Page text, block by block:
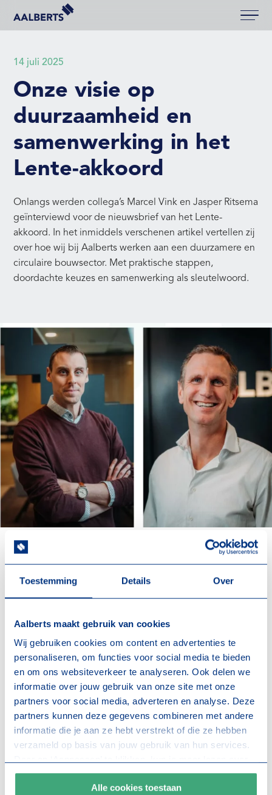
Toestemming Details Over
Aalberts maakt gebruik van cookies
Wij gebruiken cookies om content en advertenties te
personaliseren, om functies voor social media te bieden
en om ons websiteverkeer te analyseren. Ook delen we
informatie over jouw gebruik van onze site met onze
partners voor social media, adverteren en analyse. Deze
partners kunnen deze gegevens combineren met andere
informatie die je aan ze hebt verstrekt of die ze hebben
verzameld op basis van jouw gebruik van hun services.
onze cookies en je voorkeuren aanpassen. Door op ‘Alle
cookies toestaan’ te klikken, ga je akkoord met het
Alle cookies toestaan
Aalberts Bouw, terug naar de homepagina
14 juli 2025
Onze visie op
duurzaamheid en
samenwerking in het
Lente-akkoord
Onlangs werden collega’s Marcel Vink en Jasper Ritsema
geïnterviewd voor de nieuwsbrief van het Lente-
akkoord. In het inmiddels verschenen artikel vertellen zij
over hoe wij bij Aalberts werken aan een duurzamere en
circulaire bouwsector. Met praktische stappen,
doordachte keuzes en samenwerking als sleutelwoord.
oplossingen
In de serie ‘In gesprek met’ komen Lente-akkoord
koplopers aan het woord over hun ervaringen met
circulair industrieel bouwen. In aflevering 6: Marcel Vink
en Jasper Ritsema van Aalberts.
In het interview vertellen ze onder andere over onze
beweegredenen, uitdagingen én de oplossingen die we
aan het terugdringen van CO₂-uitstoot en het